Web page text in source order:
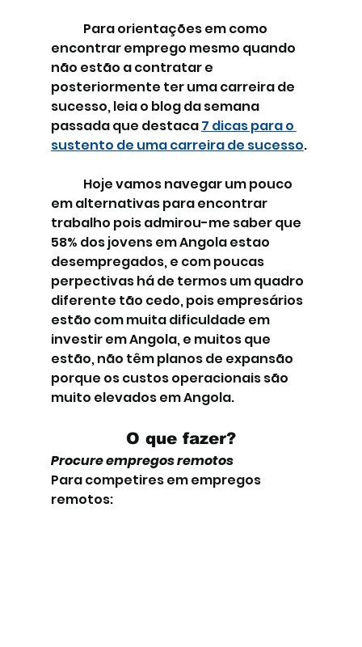
encontrar emprego mesmo quando
não estão a contratar e
posteriormente ter uma carreira de
sucesso, leia o blog da semana
passada que destaca 7 dicas para o
sustento de uma carreira de sucesso.
em alternativas para encontrar
trabalho pois admirou-me saber que
58% dos jovens em Angola estao
desempregados, e com poucas
perpectivas há de termos um quadro
diferente tão cedo, pois empresários
estão com muita dificuldade em
investir em Angola, e muitos que
estão, não têm planos de expansão
porque os custos operacionais são
muito elevados em Angola.
O que fazer?
Procure empregos remotos
Para competires em empregos
remotos: